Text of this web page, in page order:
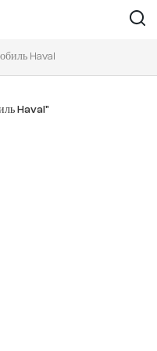
Haval
Haval"